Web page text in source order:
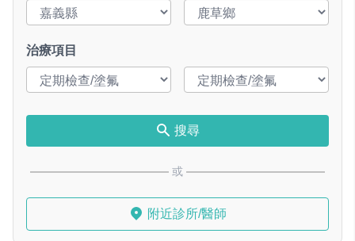
治療項目
搜尋
或
附近診所/醫師